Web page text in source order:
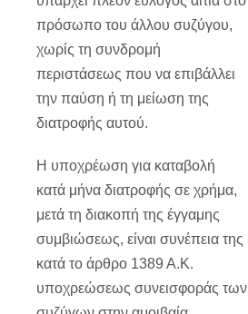
πρόσωπο του άλλου συζύγου,
χωρίς τη συνδρομή
περιστάσεως που να επιβάλλει
την παύση ή τη μείωση της
διατροφής αυτού.
Η υποχρέωση για καταβολή
κατά μήνα διατροφής σε χρήμα,
μετά τη διακοπή της έγγαμης
συμβιώσεως, είναι συνέπεια της
κατά το άρθρο 1389 Α.Κ.
υποχρεώσεως συνεισφοράς των